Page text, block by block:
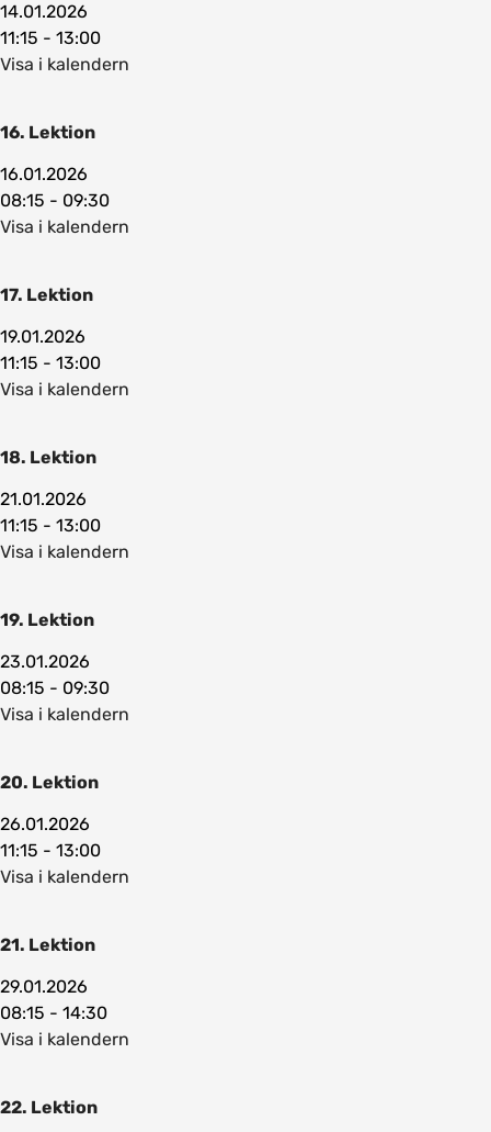
14.01.2026
11:15 - 13:00
Visa i kalendern
16. Lektion
16.01.2026
08:15 - 09:30
Visa i kalendern
17. Lektion
19.01.2026
11:15 - 13:00
Visa i kalendern
18. Lektion
21.01.2026
11:15 - 13:00
Visa i kalendern
19. Lektion
23.01.2026
08:15 - 09:30
Visa i kalendern
20. Lektion
26.01.2026
11:15 - 13:00
Visa i kalendern
21. Lektion
29.01.2026
08:15 - 14:30
Visa i kalendern
22. Lektion